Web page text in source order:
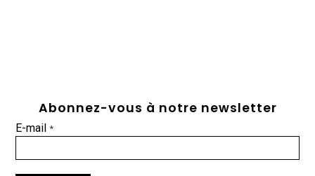
Abonnez-vous à notre newsletter
E-mail*